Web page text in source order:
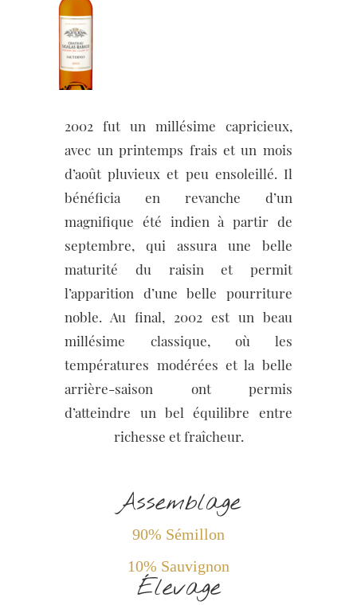
2002 fut un millésime capricieux,
avec un printemps frais et un mois
d’août pluvieux et peu ensoleillé. Il
bénéficia en revanche d’un
magnifique été indien à partir de
septembre, qui assura une belle
maturité du raisin et permit
l’apparition d’une belle pourriture
noble. Au final, 2002 est un beau
millésime classique, où les
températures modérées et la belle
arrière-saison ont permis
d’atteindre un bel équilibre entre
richesse et fraîcheur.
Assemblage
90% Sémillon
10% Sauvignon
Élevage